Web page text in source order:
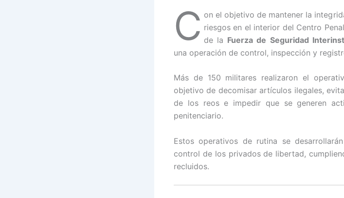
C on el objetivo de mantener la
riesgos en el interior del Centro
de la Fuerza de Seguridad
una operación de control, inspección y
Más de 150 militares realizaron el
objetivo de decomisar artículos ilegales,
de los reos e impedir que se generen
penitenciario.
Estos operativos de rutina se
control de los privados de libertad,
recluidos.